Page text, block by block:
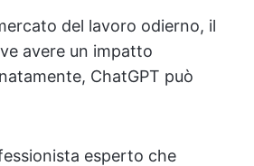
del lavoro odierno, il
avere un impatto
ChatGPT può
esperto che